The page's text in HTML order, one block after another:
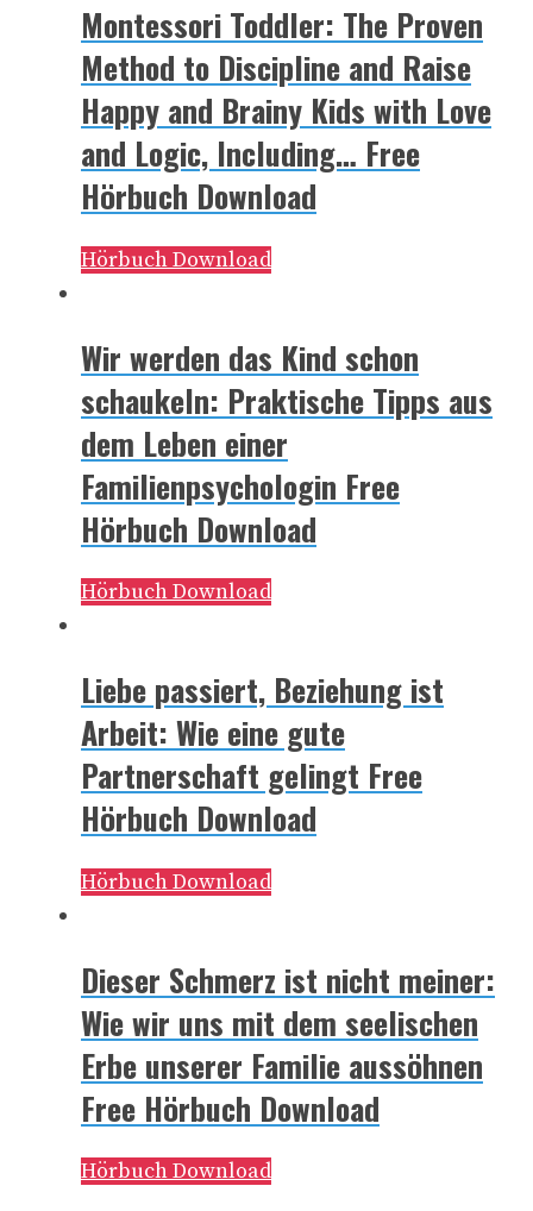
Montessori Toddler: The Proven
Method to Discipline and Raise
Happy and Brainy Kids with Love
and Logic, Including… Free
Hörbuch Download
Hörbuch Download
Wir werden das Kind schon
schaukeln: Praktische Tipps aus
dem Leben einer
Familienpsychologin Free
Hörbuch Download
Hörbuch Download
Liebe passiert, Beziehung ist
Arbeit: Wie eine gute
Partnerschaft gelingt Free
Hörbuch Download
Hörbuch Download
Dieser Schmerz ist nicht meiner:
Wie wir uns mit dem seelischen
Erbe unserer Familie aussöhnen
Free Hörbuch Download
Hörbuch Download